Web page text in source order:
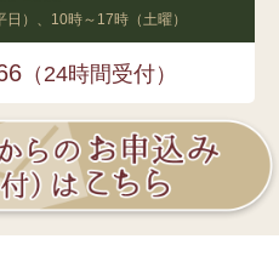
）、10時～17時（土曜）
（24時間受付）